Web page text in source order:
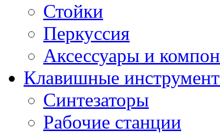
Стойки
Перкуссия
Аксессуары и
Клавишные
Синтезаторы
Рабочие станции